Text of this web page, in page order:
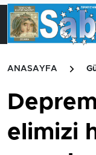
ANASAYFA
elimizi